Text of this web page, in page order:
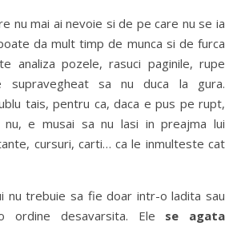
nu mai ai nevoie si de pe care nu se ia
da mult timp de munca si de furca
analiza pozele, rasuci paginile, rupe
supravegheat sa nu duca la gura.
tais, pentru ca, daca e pus pe rupt,
e musai sa nu lasi in preajma lui
cursuri, carti… ca le inmulteste cat
nu trebuie sa fie doar intr-o ladita sau
ordine desavarsita. Ele se agata